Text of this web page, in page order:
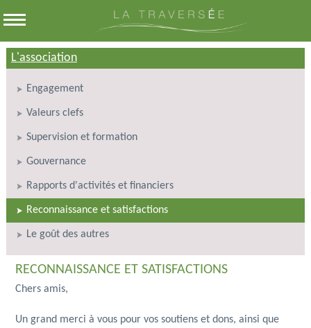
L'association
Engagement
Valeurs clefs
Supervision et formation
Gouvernance
Rapports d'activités et financiers
Reconnaissance et satisfactions
Le goût des autres
RECONNAISSANCE ET SATISFACTIONS
Chers amis,
Un grand merci à vous pour vos soutiens et dons, ainsi que